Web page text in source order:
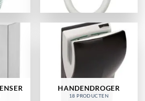
HANDENDROGER
18 PRODUCTEN